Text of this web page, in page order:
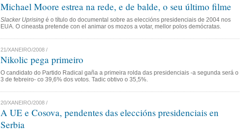
Michael Moore estrea na rede, e de balde, o seu último filme
Slacker Uprising é o título do documental sobre as eleccións presidenciais de 2004 nos
EUA. O cineasta pretende con el animar os mozos a votar, mellor polos demócratas.
21/XANEIRO/2008 /
Nikolic pega primeiro
O candidato do Partido Radical gaña a primeira rolda das presidenciais -a segunda será o
3 de febreiro- co 39,6% dos votos. Tadic obtivo o 35,5%.
20/XANEIRO/2008 /
A UE e Cosova, pendentes das eleccións presidenciais en
Serbia